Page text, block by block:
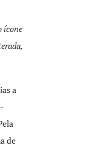
ícone
a
de